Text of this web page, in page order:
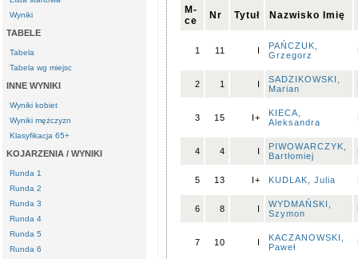
Wyniki
TABELE
Tabela
Tabela wg miejsc
INNE WYNIKI
Wyniki kobiet
Wyniki mężczyzn
Klasyfikacja 65+
KOJARZENIA / WYNIKI
Runda 1
Runda 2
Runda 3
Runda 4
Runda 5
Runda 6
M-
ce
Nr Tytuł Nazwisko Imię
1 11 I
PAŃCZUK,
Grzegorz
2 1 I
SADZIKOWSKI,
Marian
3 15 I+
KIECA,
Aleksandra
4 4 I
PIWOWARCZYK,
Bartłomiej
5 13 I+ KUDLAK, Julia
6 8 I
WYDMAŃSKI,
Szymon
7 10 I
KACZANOWSKI,
Paweł